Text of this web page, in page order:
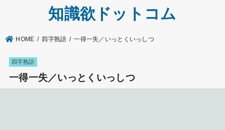
知識欲ドットコム
HOME 四字熟語 一得一失／いっとくいっしつ
四字熟語
一得一失／いっとくいっしつ